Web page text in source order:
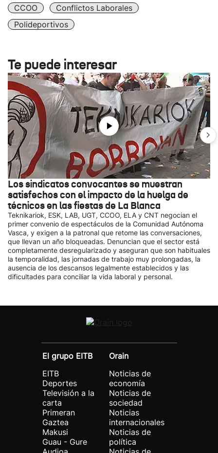
CCOO
Conflictos Laborales
Polideportivos
Te puede interesar
Los sindicatos convocantes se muestran
satisfechos con el impacto de la huelga de
técnicos en las fiestas de La Blanca
Teknikariok, ESK, LAB, UGT, CCOO, ELA y CNT negocian el
primer convenio de espectáculos de la Comunidad Autónoma
Vasca, y exigen a la patronal que retome las conversaciones,
que llevan un año bloqueadas. Denuncian que el sector está
completamente desregularizado y aseguran que son habituales
la temporalidad, las jornadas de trabajo muy prolongadas, la
ausencia de los descansos legalmente establecidos y las
dificultades para conciliar la vida laboral y personal.
El grupo EITB
EITB
Deportes
Televisión a la
carta
Primeran
Gaztea
Makusi
Guau - Gure
Orain
Noticias de
economía
Noticias de
sociedad
Noticias
internacionales
Noticias de
política